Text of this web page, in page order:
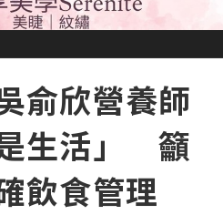
俞欣營養師
生活」 籲
飲食管理